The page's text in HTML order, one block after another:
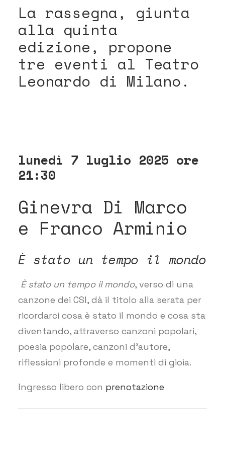
La rassegna, giunta
alla quinta
edizione, propone
tre eventi al Teatro
Leonardo di Milano.
lunedì 7 luglio 2025 ore
21:30
Ginevra Di Marco
e Franco Arminio
È stato un tempo il mondo
È stato un tempo il mondo, verso di una
canzone dei CSI, dà il titolo alla serata per
ricordarci cosa è stato il mondo e cosa sta
diventando, attraverso canzoni popolari,
poesia popolare, canzoni d’autore,
riflessioni profonde e momenti di gioia.​
Ingresso libero con prenotazione